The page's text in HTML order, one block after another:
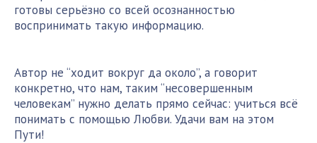
готовы серьёзно со всей осознанностью
воспринимать такую информацию.
Автор не “ходит вокруг да около”, а говорит
конкретно, что нам, таким “несовершенным
человекам” нужно делать прямо сейчас: учиться всё
понимать с помощью Любви. Удачи вам на этом
Пути!